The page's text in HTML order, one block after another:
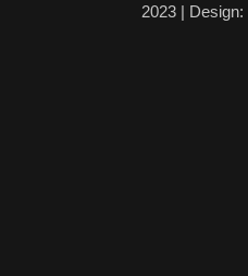
2023 | Design: